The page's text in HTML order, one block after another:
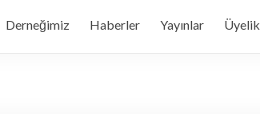
Derneğimiz Haberler Yayınlar Üyelik